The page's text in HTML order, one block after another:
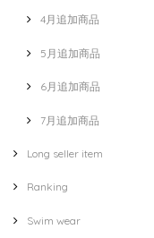
4月追加商品
5月追加商品
6月追加商品
7月追加商品
Long seller item
Ranking
Swim wear